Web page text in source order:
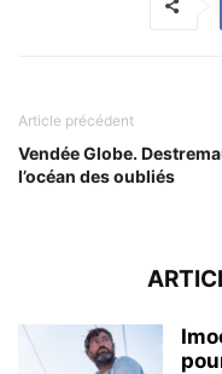
Article précédent
Vendée Globe.
l’océan des oubliés